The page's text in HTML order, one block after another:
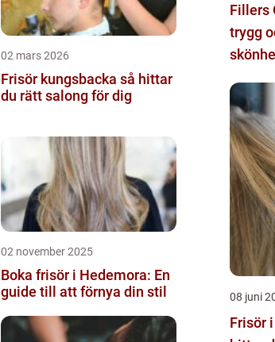
02 mars 2026
Frisör kungsbacka så hittar
du rätt salong för dig
02 november 2025
Boka frisör i Hedemora: En
guide till att förnya din stil
Fillers
trygg
08 juni
Frisör